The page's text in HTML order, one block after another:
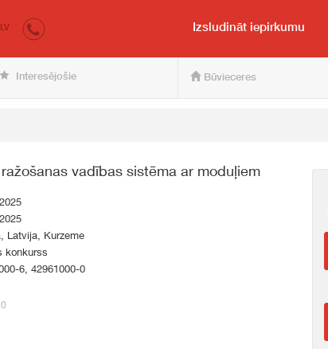
pircējam un pārdevējam
LV Izsludināt iepirkumu
Interesējošie Būvieceres
vadības sistēma ar moduļiem
Latvija, Kurzeme
konkurss
6, 42961000-0